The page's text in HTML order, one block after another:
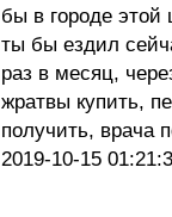
бы в городе этой
ты бы ездил
раз в месяц,
жратвы купить,
получить, врача
2019-10-15